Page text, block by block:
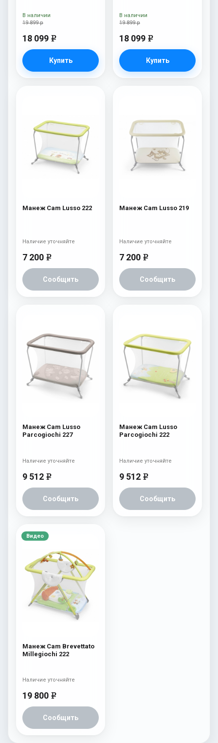
19 899 р
18 099 e
Купить
В наличии
19 899 р
18 099 e
Купить
В наличии
Манеж Cam Lusso 222
7 200 e
Сообщить
Наличие уточняйте
Манеж Cam Lusso 219
7 200 e
Сообщить
Наличие уточняйте
Манеж Cam Lusso
Parcogiochi 227
9 512 e
Сообщить
Наличие уточняйте
Манеж Cam Lusso
Parcogiochi 222
9 512 e
Сообщить
Наличие уточняйте
Видео
Манеж Cam Brevettato
Millegiochi 222
19 800 e
Сообщить
Наличие уточняйте